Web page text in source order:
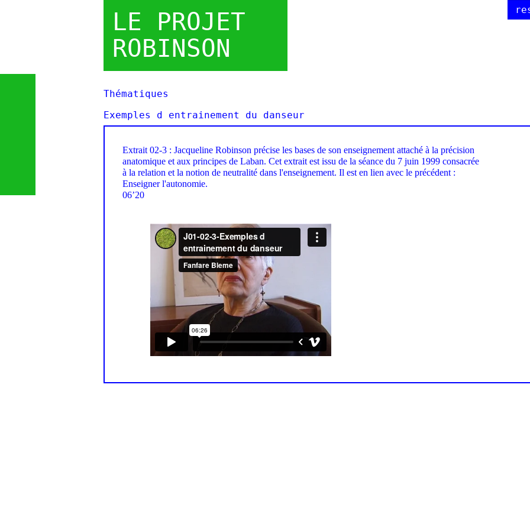
LE PROJET
ROBINSON
Thématiques
Exemples d entrainement du danseur
Extrait 02-3 : Jacqueline Robinson précise les bases de son enseignement attaché à la précision
anatomique et aux principes de Laban. Cet extrait est issu de la séance du 7 juin 1999 consacrée
à la relation et la notion de neutralité dans l'enseignement. Il est en lien avec le précédent :
Enseigner l'autonomie.
06’20